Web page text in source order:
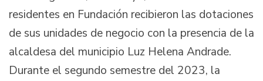
residentes en Fundación recibieron las dotaciones
de sus unidades de negocio con la presencia de la
alcaldesa del municipio Luz Helena Andrade.
Durante el segundo semestre del 2023, la